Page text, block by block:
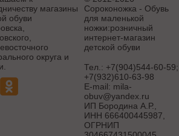
магазины
обуви
округа и
Сороконожка - Обувь
для маленькой
ножки:розничный
интернет-магазин
детской обуви
Тел.: +7(904)544-60-59;
+7(932)610-63-98
E-mail: mila-
obuv@yandex.ru
ИП Бородина А.Р.
ИНН 666400445987,
ОГРНИП